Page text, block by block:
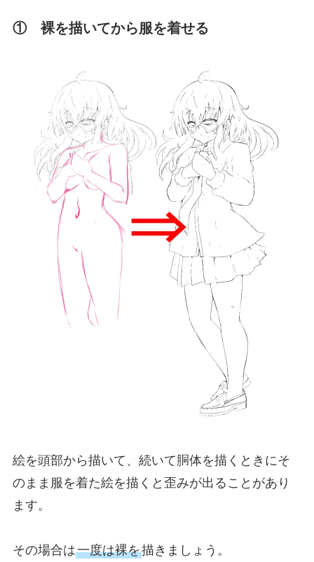
① 裸を描いてから服を着せる
絵を頭部から描いて、続いて胴体を描くときにそ
のまま服を着た絵を描くと歪みが出ることがあり
ます。
その場合は一度は裸を描きましょう。